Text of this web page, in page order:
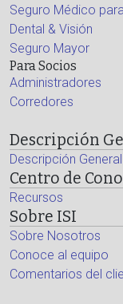
Seguro Médico
Dental & Visión
Seguro Mayor
Para Socios
Administradores
Corredores
Descripción
Descripción
Centro de
Recursos
Sobre ISI
Sobre Nosotros
Conoce al equipo
Comentarios del